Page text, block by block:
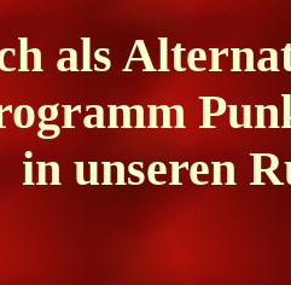
als
in unseren